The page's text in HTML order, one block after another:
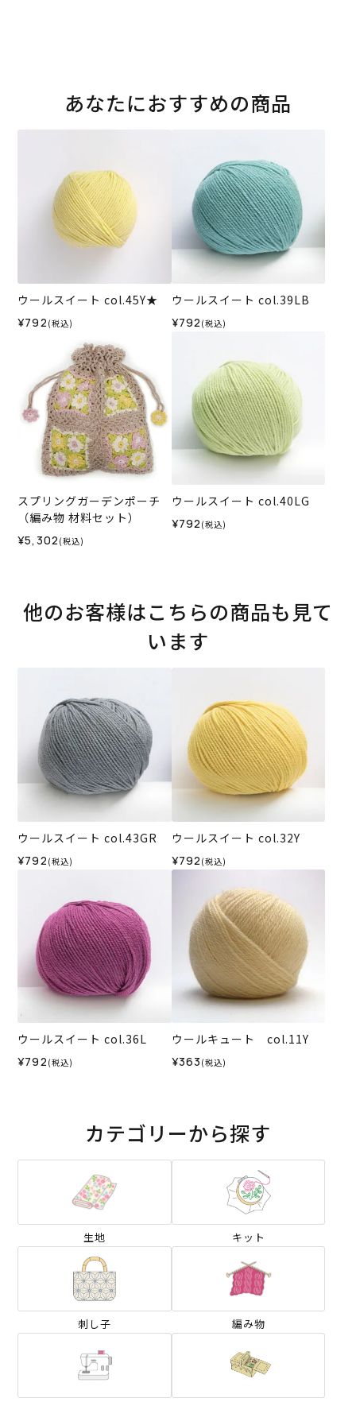
あなたにおすすめの商品
ウールスイート col.45Y★
¥792 (税込)
ウールスイート col.39LB
¥792 (税込)
スプリングガーデンポーチ
（編み物 材料セット）
¥5,302 (税込)
ウールスイート col.40LG
¥792 (税込)
他のお客様はこちらの商品も見て
います
ウールスイート col.43GR
¥792 (税込)
ウールスイート col.32Y
¥792 (税込)
ウールスイート col.36L
¥792 (税込)
ウールキュート col.11Y
¥363 (税込)
カテゴリーから探す
生地 キット
刺し子 編み物